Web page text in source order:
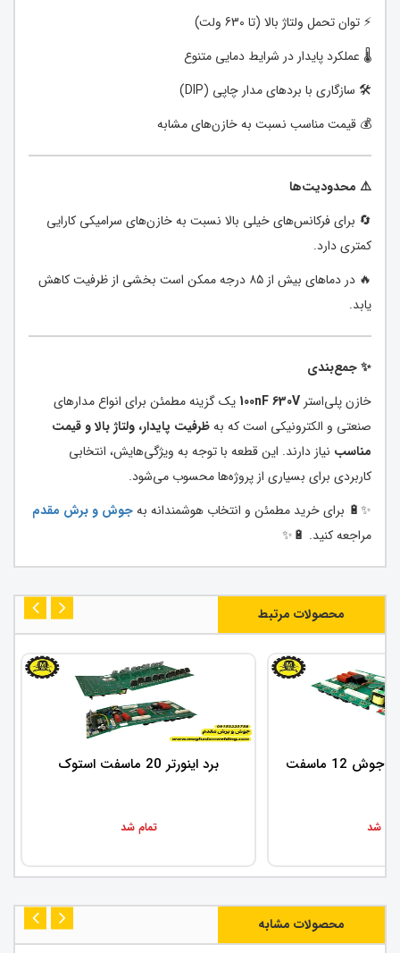
⚡ توان تحمل ولتاژ بالا (تا 630 ولت)
🌡️ عملکرد پایدار در شرایط دمایی متنوع
🛠️ سازگاری با بردهای مدار چاپی (DIP)
💰 قیمت مناسب نسبت به خازن‌های مشابه
⚠️ محدودیت‌ها
🔄 برای فرکانس‌های خیلی بالا نسبت به خازن‌های سرامیکی کارایی
کمتری دارد.
🔥 در دماهای بیش از ۸۵ درجه ممکن است بخشی از ظرفیت کاهش
یابد.
✨ جمع‌بندی
خازن پلی‌استر 100nF 630V یک گزینه مطمئن برای انواع مدارهای
صنعتی و الکترونیکی است که بهظرفیت پایدار، ولتاژ بالا و قیمت
مناسب نیاز دارند. این قطعه با توجه به ویژگی‌هایش، انتخابی
کاربردی برای بسیاری از پروژه‌ها محسوب می‌شود.
✨🔋 برای خرید مطمئن و انتخاب هوشمندانه بهجوش و برش مقدم
مراجعه کنید. 🔋✨
محصولات مرتبط
12 ماسفت
شد
برد اینورتر 20 ماسفت استوک
تمام شد
محصولات مشابه